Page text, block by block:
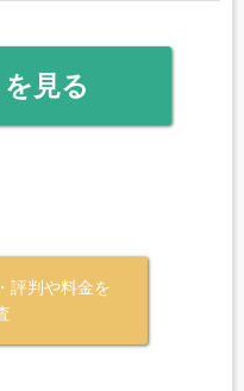
見る
評判や料金を